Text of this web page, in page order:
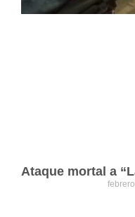
Ataque mortal a